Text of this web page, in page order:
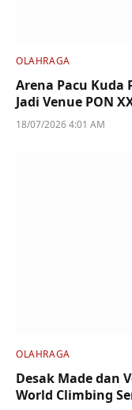
OLAHRAGA
Arena Pacu Kuda
Jadi Venue PON
18/07/2026 4:01 AM
OLAHRAGA
Desak Made dan
World Climbing